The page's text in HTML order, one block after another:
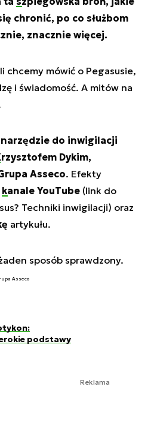
chronić, po co służbom
znacznie więcej.
chcemy mówić o Pegasusie,
i świadomość. A mitów na
do inwigilacji
Dykim,
Asseco. Efekty
kanale YouTube (link do
Techniki inwigilacji) oraz
artykułu.
sposób sprawdzony.
Asseco
podstawy
Reklama